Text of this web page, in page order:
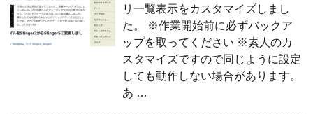
リ一覧表示をカスタマイズしまし
た。 ※作業開始前に必ずバックア
ップを取ってください ※素人のカ
スタマイズですので同じように設定
しても動作しない場合があります。
あ …